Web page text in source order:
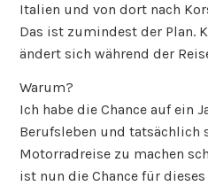
Italien und von dort nach
Das ist zumindest der Plan.
ändert sich während der
Warum?
Ich habe die Chance auf ein
Berufsleben und tatsächlich
Motorradreise zu machen
ist nun die Chance für